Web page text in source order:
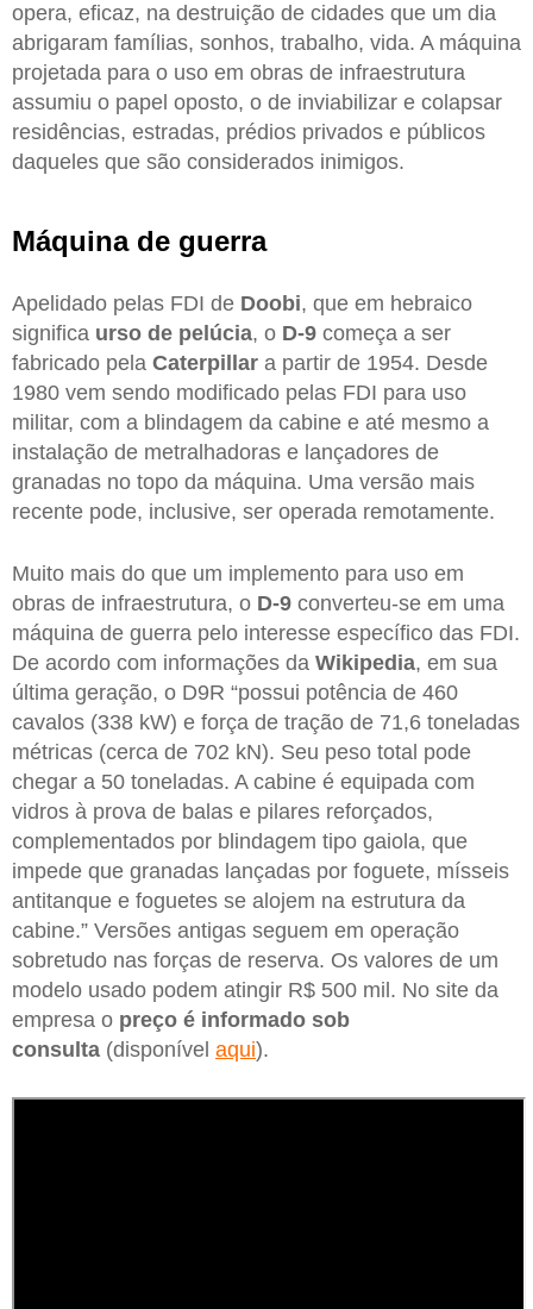
opera, eficaz, na destruição de cidades que um dia
abrigaram famílias, sonhos, trabalho, vida. A máquina
projetada para o uso em obras de infraestrutura
assumiu o papel oposto, o de inviabilizar e colapsar
residências, estradas, prédios privados e públicos
daqueles que são considerados inimigos.
Máquina de guerra
Apelidado pelas FDI de Doobi, que em hebraico
significa urso de pelúcia, o D-9 começa a ser
fabricado pela Caterpillar a partir de 1954. Desde
1980 vem sendo modificado pelas FDI para uso
militar, com a blindagem da cabine e até mesmo a
instalação de metralhadoras e lançadores de
granadas no topo da máquina. Uma versão mais
recente pode, inclusive, ser operada remotamente.
Muito mais do que um implemento para uso em
obras de infraestrutura, o D-9 converteu-se em uma
máquina de guerra pelo interesse específico das FDI.
De acordo com informações da Wikipedia, em sua
última geração, o D9R “possui potência de 460
cavalos (338 kW) e força de tração de 71,6 toneladas
métricas (cerca de 702 kN). Seu peso total pode
chegar a 50 toneladas. A cabine é equipada com
vidros à prova de balas e pilares reforçados,
complementados por blindagem tipo gaiola, que
impede que granadas lançadas por foguete, mísseis
antitanque e foguetes se alojem na estrutura da
cabine.” Versões antigas seguem em operação
sobretudo nas forças de reserva. Os valores de um
modelo usado podem atingir R$ 500 mil. No site da
empresa o preço é informado sob
consulta (disponível aqui).